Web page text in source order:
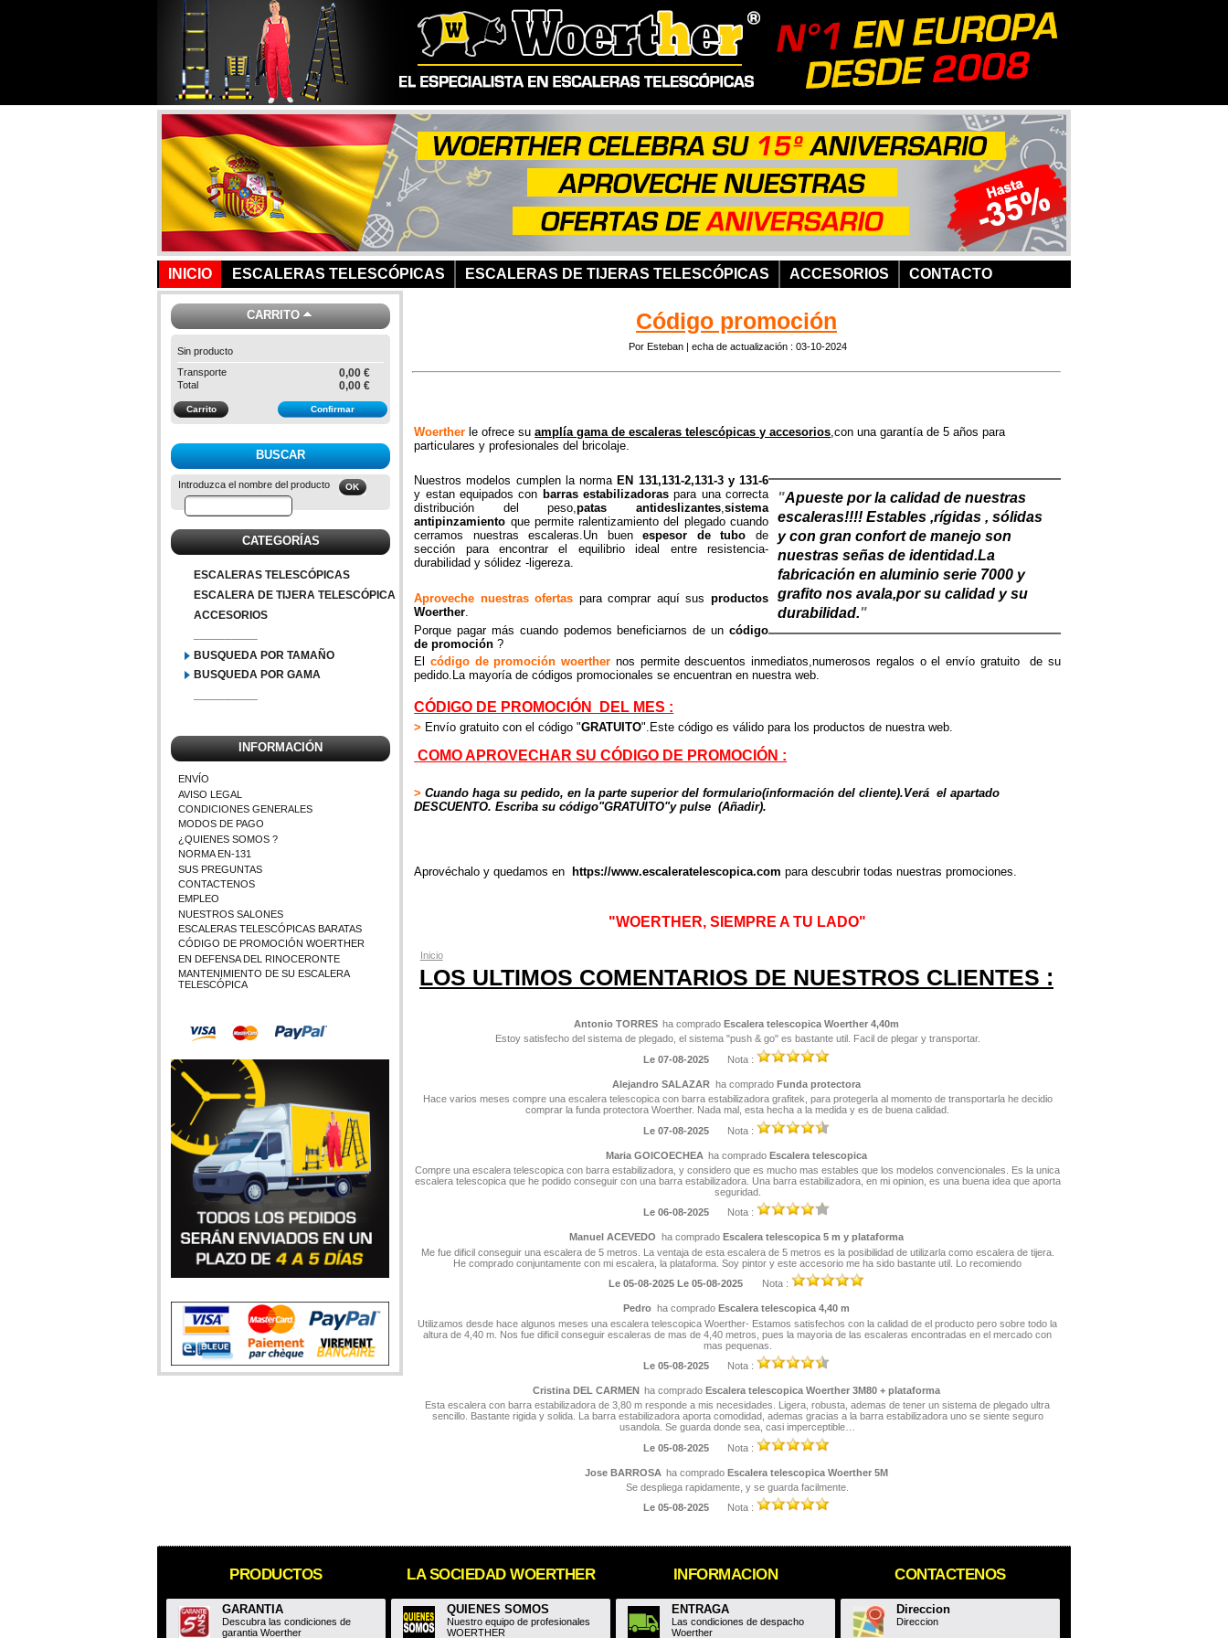
INICIO ESCALERAS TELESCÓPICAS ESCALERAS DE TIJERAS TELESCÓPICAS ACCESORIOS CONTACTO
CARRITO
Sin producto
Transporte
0,00 €
Total 0,00 €
Carrito Confirmar
BUSCAR
Introduzca el nombre del producto
CATEGORÍAS
ESCALERAS TELESCÓPICAS
ESCALERA DE TIJERA TELESCÓPICA
ACCESORIOS
BUSQUEDA POR TAMAÑO
BUSQUEDA POR GAMA
INFORMACIÓN
ENVÍO
AVISO LEGAL
CONDICIONES GENERALES
MODOS DE PAGO
¿QUIENES SOMOS ?
NORMA EN-131
SUS PREGUNTAS
CONTACTENOS
EMPLEO
NUESTROS SALONES
ESCALERAS TELESCÓPICAS BARATAS
CÓDIGO DE PROMOCIÓN WOERTHER
EN DEFENSA DEL RINOCERONTE
MANTENIMIENTO DE SU ESCALERA
TELESCÓPICA
Código promoción
Por Esteban| echa de actualización : 03-10-2024
Woerther le ofrece suamplía gama de escaleras telescópicas y accesorios ,con una garantía de 5 años para
particulares y profesionales del bricolaje.
"Apueste por la calidad de nuestras
escaleras!!!! Estables ,rígidas , sólidas
y con gran confort de manejo son
nuestras señas de identidad.La
fabricación en aluminio serie 7000 y
grafito nos avala,por su calidad y su
durabilidad."
Nuestros modelos cumplen la norma EN 131,131-2,131-3 y 131-6
y estan equipados con barras estabilizadoraspara una correcta
distribución del peso,patas antideslizantes,sistema
antipinzamiento que permite ralentizamiento del plegado cuando
cerramos nuestras escaleras.Un buenespesor de tubo de
sección para encontrar el equilibrio ideal entre resistencia-
durabilidad y sólidez -ligereza.
Aproveche nuestras ofertas para comprar aquí susproductos
Woerther.
Porque pagar más cuando podemos beneficiarnos de un código
de promoción ?
El código de promoción woerther nos permite descuentos inmediatos,numerosos regalos o el envío gratuito de su
pedido.La mayoría de códigos promocionales se encuentran en nuestra web.
CÓDIGO DE PROMOCIÓN DEL MES :
> Envío gratuito con el código "GRATUITO".Este código es válido para los productos de nuestra web
COMO APROVECHAR SU CÓDIGO DE PROMOCIÓN :
>Cuando haga su pedido, en la parte superior del formulario(información del cliente).Verá el apartado
DESCUENTO. Escriba su código"GRATUITO"y pulse (Añadir).
Aprovéchalo y quedamos en https://www.escaleratelescopica.compara descubrir todas nuestras promociones.
"WOERTHER, SIEMPRE A TU LADO"
Inicio
LOS ULTIMOS COMENTARIOS DE NUESTROS CLIENTES :
Antonio TORRES ha compradoEscalera telescopica Woerther 4,40m
Estoy satisfecho del sistema de plegado, el sistema "push & go" es bastante util. Facil de plegar y transportar.
Le 07-08-2025
Nota :
Alejandro SALAZAR ha comprado Funda protectora
Hace varios meses compre una escalera telescopica con barra estabilizadora grafitek, para protegerla al momento de transportarla he decidio
comprar la funda protectora Woerther. Nada mal, esta hecha a la medida y es de buena calidad.
Le 07-08-2025
Nota :
Maria GOICOECHEA ha compradoEscalera telescopica
Compre una escalera telescopica con barra estabilizadora, y considero que es mucho mas estables que los modelos convencionales. Es la unica
escalera telescopica que he podido conseguir con una barra estabilizadora. Una barra estabilizadora, en mi opinion, es una buena idea que aporta
seguridad.
Le 06-08-2025
Nota :
Manuel ACEVEDO ha comprado Escalera telescopica 5 m y plataforma
Me fue dificil conseguir una escalera de 5 metros. La ventaja de esta escalera de 5 metros es la posibilidad de utilizarla como escalera de tijera.
He comprado conjuntamente con mi escalera, la plataforma. Soy pintor y este accesorio me ha sido bastante util. Lo recomiendo
Le 05-08-2025 Le 05-08-2025
Nota :
Pedro ha comprado Escalera telescopica 4,40 m
Utilizamos desde hace algunos meses una escalera telescopica Woerther- Estamos satisfechos con la calidad de el producto pero sobre todo la
altura de 4,40 m. Nos fue dificil conseguir escaleras de mas de 4,40 metros, pues la mayoria de las escaleras encontradas en el mercado con
mas pequenas.
Le 05-08-2025
Nota :
Cristina DEL CARMEN ha compradoEscalera telescopica Woerther 3M80 + plataforma
Esta escalera con barra estabilizadora de 3,80 m responde a mis necesidades. Ligera, robusta, ademas de tener un sistema de plegado ultra
sencillo. Bastante rigida y solida. La barra estabilizadora aporta comodidad, ademas gracias a la barra estabilizadora uno se siente seguro
usandola. Se guarda donde sea, casi imperceptible…
Le 05-08-2025
Nota :
Jose BARROSA ha compradoEscalera telescopica Woerther 5M
Se despliega rapidamente, y se guarda facilmente.
Le 05-08-2025
Nota :
PRODUCTOS
GARANTIA
Descubra las condiciones de
garantia Woerther
LA SOCIEDAD WOERTHER
QUIENES SOMOS
Nuestro equipo de profesionales
WOERTHER
INFORMACION
ENTRAGA
Las condiciones de despacho
Woerther
CONTACTENOS
Direccion
Direccion